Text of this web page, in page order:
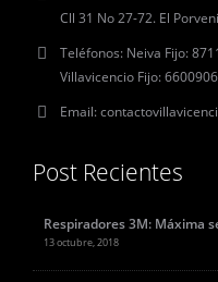
Cll 31 No 27-72. El
Teléfonos: Neiva Fijo:
Villavicencio Fijo: 6600906
Email:
Post Recientes
Respiradores 3M: Máxima
13 octubre, 2018